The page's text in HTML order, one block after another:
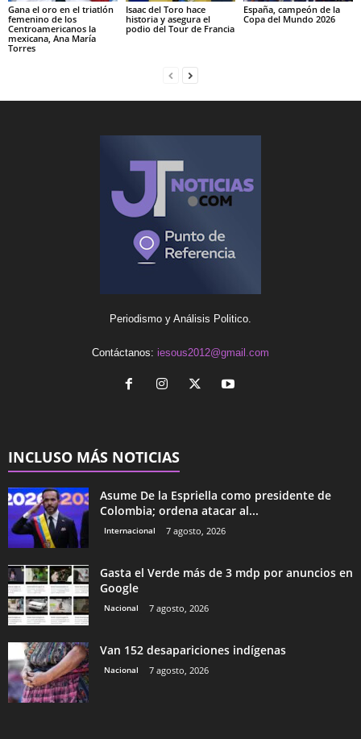
Gana el oro en el triatlón
femenino de los
Centroamericanos la
mexicana, Ana María
Torres
Isaac del Toro hace
historia y asegura el
podio del Tour de Francia
España, campeón de la
Copa del Mundo 2026
Periodismo y Análisis Politico.
Contáctanos: iesous2012@gmail.com
INCLUSO MÁS NOTICIAS
Asume De la Espriella como presidente de
Colombia; ordena atacar al...
Internacional 7 agosto, 2026
Gasta el Verde más de 3 mdp por anuncios en
Google
Nacional 7 agosto, 2026
Van 152 desapariciones indígenas
Nacional 7 agosto, 2026